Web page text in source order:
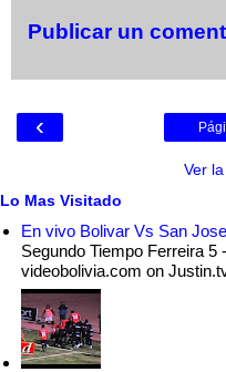
Publicar un
‹
Ver
Lo Mas Visitado
En vivo Bolivar Vs San Jose
Segundo Tiempo Ferreira
videobolivia.com on